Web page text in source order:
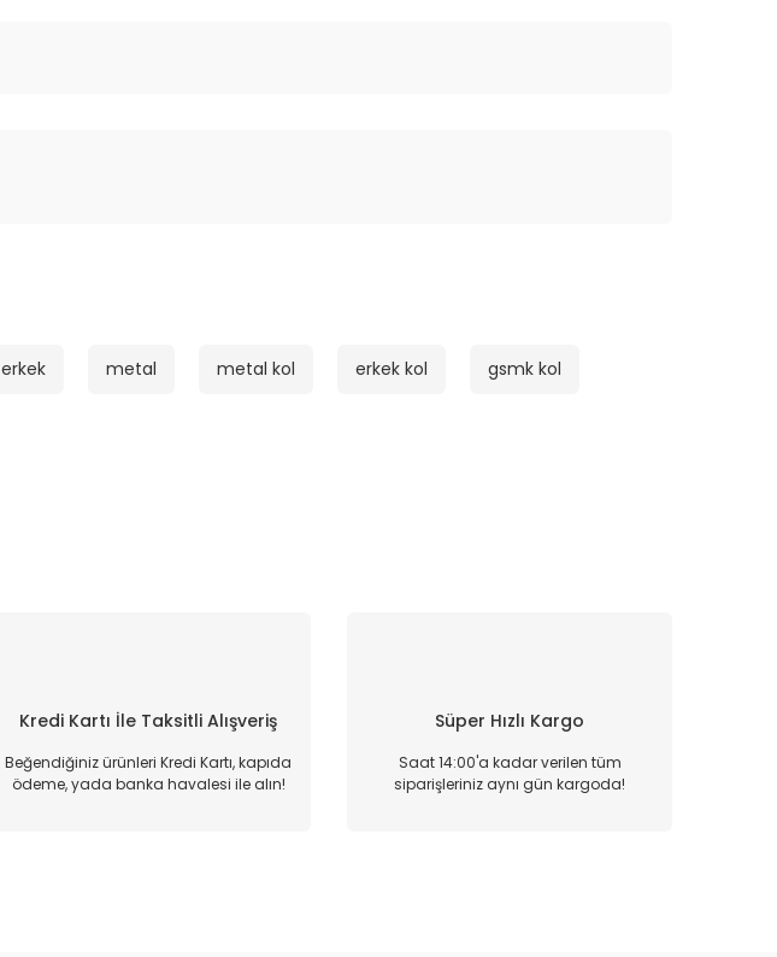
erkek metal metal kol erkek kol gsmk kol
Kredi Kartı İle Taksitli Alışveriş
Beğendiğiniz ürünleri Kredi Kartı, kapıda
ödeme, yada banka havalesi ile alın!
Süper Hızlı Kargo
Saat 14:00'a kadar verilen tüm
siparişleriniz aynı gün kargoda!